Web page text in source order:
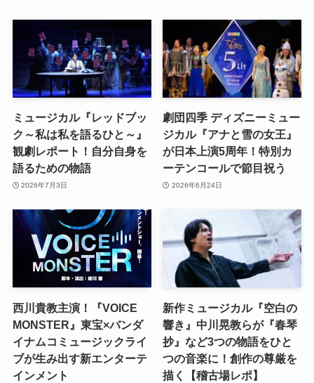
ミュージカル『レッドブッ
ク～私は私を語るひと～』
観劇レポート！自分自身を
語るための物語
2026年7月3日
劇団四季 ディズニーミュー
ジカル『アナと雪の女王』
が日本上演5周年！特別カ
ーテンコールで節目祝う
2026年6月24日
西川貴教主演！『VOICE
MONSTER』東宝×バンダ
イナムコミュージックライ
ブが生み出す新エンターテ
インメント
新作ミュージカル『空白の
響き』中川晃教らが『春琴
抄』など3つの物語をひと
つの音楽に！創作の尊厳を
描く【稽古場レポ】